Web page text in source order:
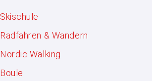
Skischule
Radfahren & Wandern
Nordic Walking
Boule